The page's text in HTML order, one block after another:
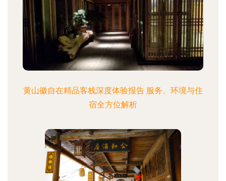
黄山徽自在精品客栈深度体验报告 服务、环境与住
宿全方位解析